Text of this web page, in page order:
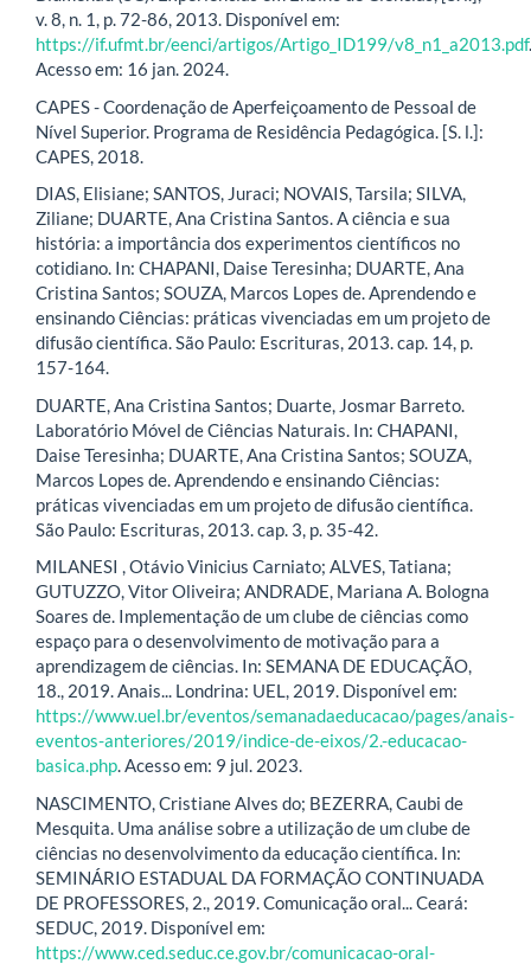
v. 8, n. 1, p. 72-86, 2013. Disponível em:
https://if.ufmt.br/eenci/artigos/Artigo_ID199/v8_n1_a2013.pdf.
Acesso em: 16 jan. 2024.
CAPES - Coordenação de Aperfeiçoamento de Pessoal de
Nível Superior. Programa de Residência Pedagógica. [S. l.]:
CAPES, 2018.
DIAS, Elisiane; SANTOS, Juraci; NOVAIS, Tarsila; SILVA,
Ziliane; DUARTE, Ana Cristina Santos. A ciência e sua
história: a importância dos experimentos científicos no
cotidiano. In: CHAPANI, Daise Teresinha; DUARTE, Ana
Cristina Santos; SOUZA, Marcos Lopes de. Aprendendo e
ensinando Ciências: práticas vivenciadas em um projeto de
difusão científica. São Paulo: Escrituras, 2013. cap. 14, p.
157-164.
DUARTE, Ana Cristina Santos; Duarte, Josmar Barreto.
Laboratório Móvel de Ciências Naturais. In: CHAPANI,
Daise Teresinha; DUARTE, Ana Cristina Santos; SOUZA,
Marcos Lopes de. Aprendendo e ensinando Ciências:
práticas vivenciadas em um projeto de difusão científica.
São Paulo: Escrituras, 2013. cap. 3, p. 35-42.
MILANESI , Otávio Vinicius Carniato; ALVES, Tatiana;
GUTUZZO, Vitor Oliveira; ANDRADE, Mariana A. Bologna
Soares de. Implementação de um clube de ciências como
espaço para o desenvolvimento de motivação para a
aprendizagem de ciências. In: SEMANA DE EDUCAÇÃO,
18., 2019. Anais... Londrina: UEL, 2019. Disponível em:
https://www.uel.br/eventos/semanadaeducacao/pages/anais-
eventos-anteriores/2019/indice-de-eixos/2.-educacao-
basica.php. Acesso em: 9 jul. 2023.
NASCIMENTO, Cristiane Alves do; BEZERRA, Caubi de
Mesquita. Uma análise sobre a utilização de um clube de
ciências no desenvolvimento da educação científica. In:
SEMINÁRIO ESTADUAL DA FORMAÇÃO CONTINUADA
DE PROFESSORES, 2., 2019. Comunicação oral... Ceará:
SEDUC, 2019. Disponível em:
https://www.ced.seduc.ce.gov.br/comunicacao-oral-